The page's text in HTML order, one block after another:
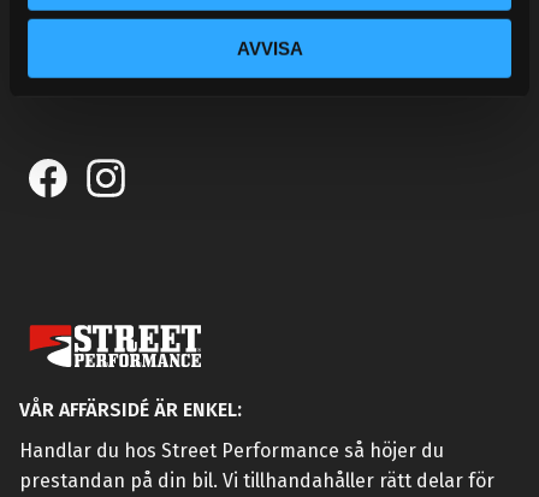
AVVISA
MY PAGES
VÅR AFFÄRSIDÉ ÄR ENKEL:
Handlar du hos Street Performance så höjer du
prestandan på din bil. Vi tillhandahåller rätt delar för